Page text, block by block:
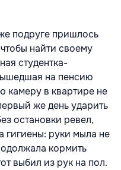
подруге пришлось
найти своему
студентка-
на пенсию
камеру в квартире не
же день ударить
остановки ревел,
гигиены: руки мыла не
кормить
выбил из рук на пол.